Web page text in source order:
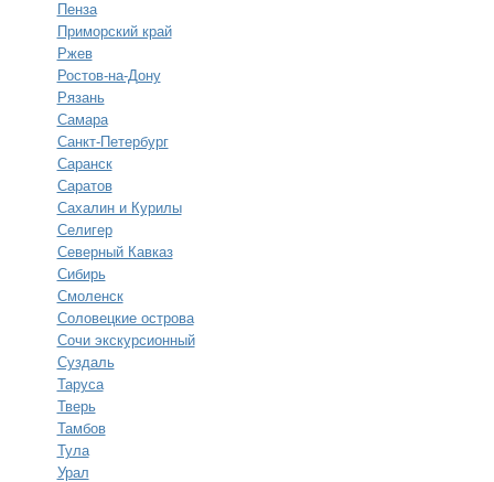
Пенза
Приморский край
Ржев
Ростов-на-Дону
Рязань
Самара
Санкт-Петербург
Саранск
Саратов
Сахалин и Курилы
Селигер
Северный Кавказ
Сибирь
Смоленск
Соловецкие острова
Сочи экскурсионный
Суздаль
Таруса
Тверь
Тамбов
Тула
Урал